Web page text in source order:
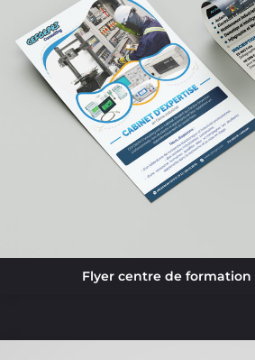
Flyer centre de formation